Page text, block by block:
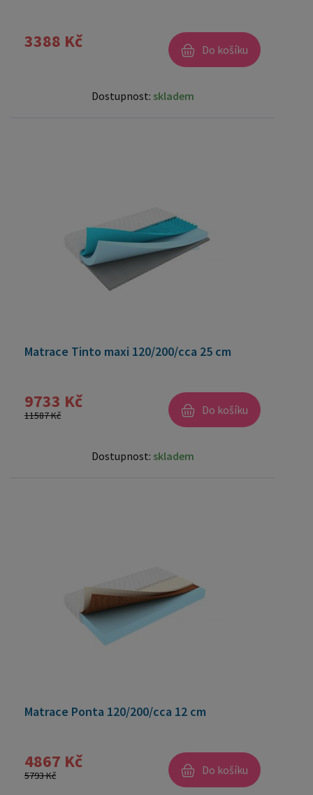
3388 Kč Do košíku
Dostupnost: skladem
Matrace Tinto maxi 120/200/cca 25 cm
9733 Kč
11587 Kč Do košíku
Dostupnost: skladem
Matrace Ponta 120/200/cca 12 cm
4867 Kč
5793 Kč Do košíku